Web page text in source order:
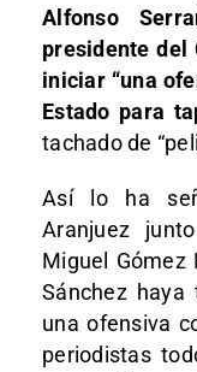
Alfonso
presidente del
iniciar “una
Estado para
tachado de
Así lo ha
Aranjuez
Miguel Gómez
Sánchez haya
una ofensiva
periodistas